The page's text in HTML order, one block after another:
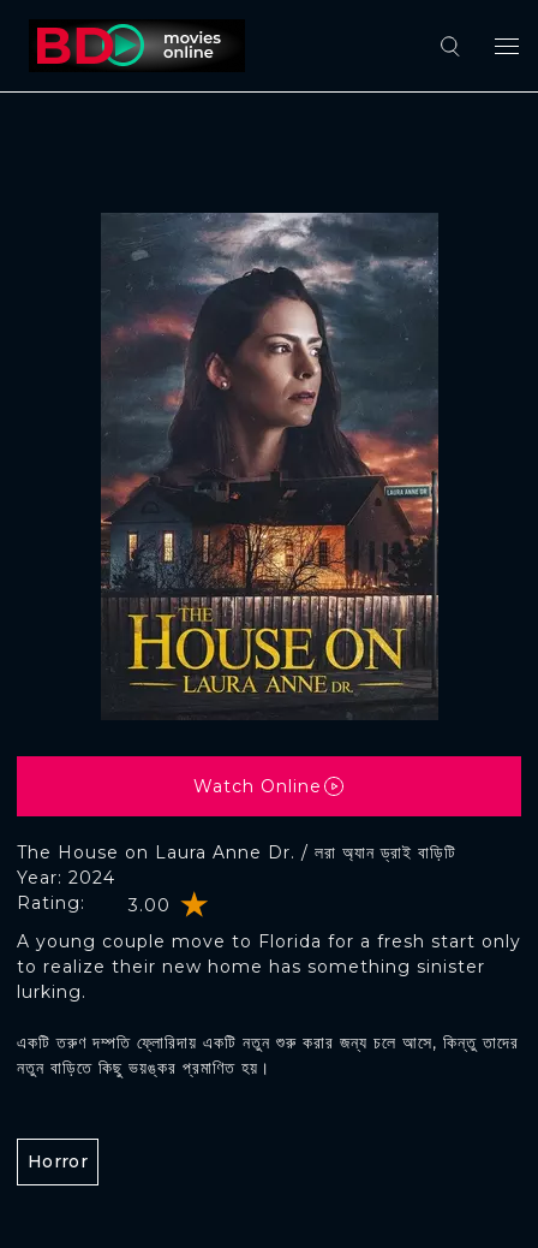
The House on Laura Anne Dr. / লরা অ্যান ড্রাই বাড়িটি
Rating: 3.00
Year: 2024
A young couple move to Florida for a fresh start only
to realize their new home has something sinister
lurking.
একটি তরুণ দম্পতি ফ্লোরিদায় একটি নতুন শুরু করার জন্য চলে আসে, কিন্তু তাদের
নতুন বাড়িতে কিছু ভয়ঙ্কর প্রমাণিত হয়।
Watch Online
Horror